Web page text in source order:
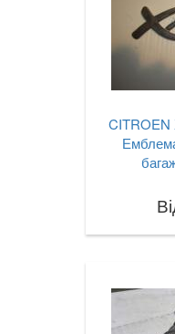
CITROEN